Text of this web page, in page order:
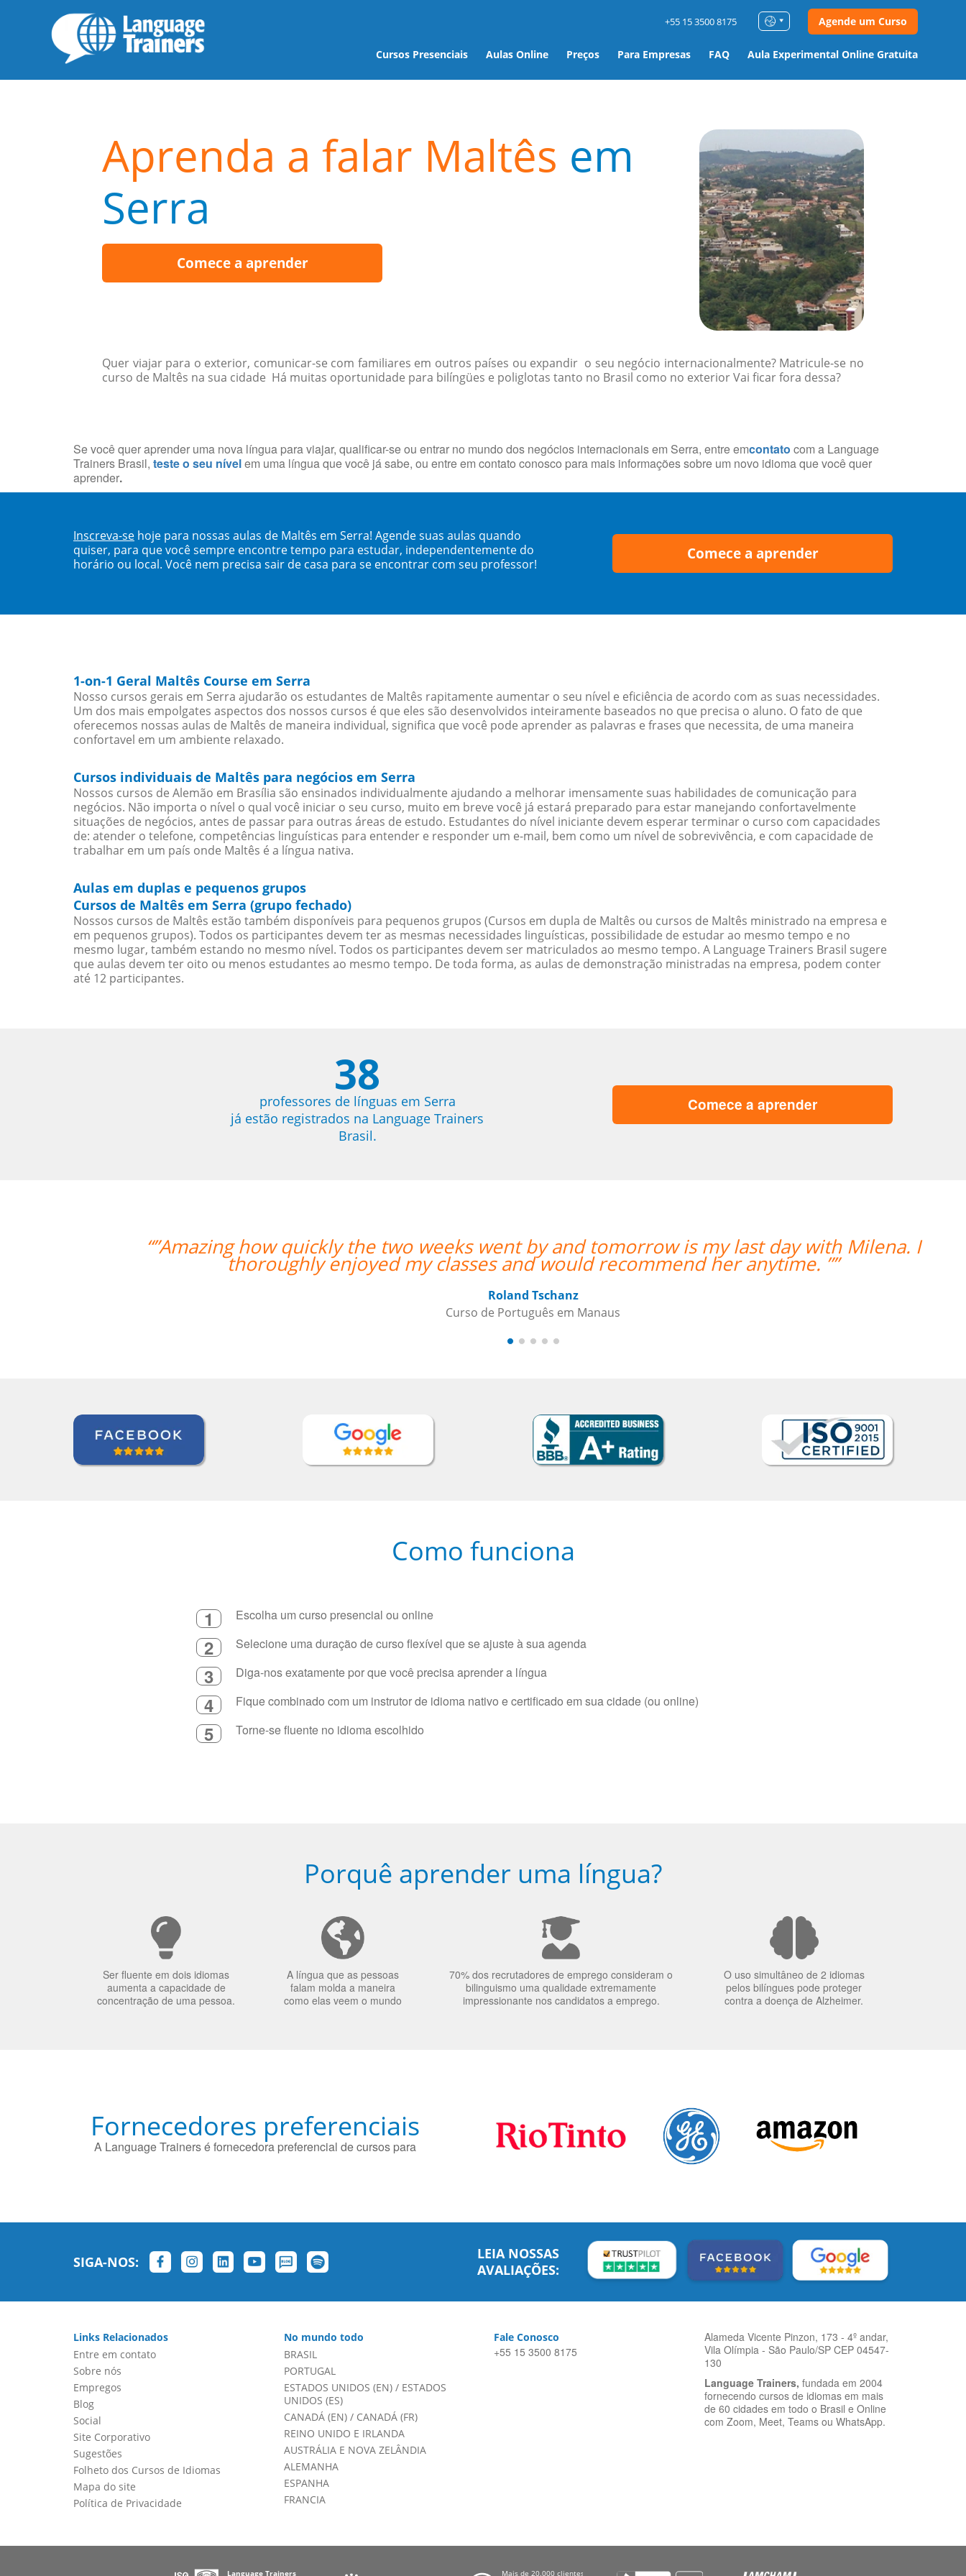
Cursos Presenciais Aulas Online Preços Para Empresas FAQ Aula Experimental Online Gratuita
+55 15 3500 8175 Agende um Curso
Aprenda a falar Maltês em
Serra
Comece a aprender
Quer viajar para o exterior, comunicar-se com familiares em outros países ou expandir o seu negócio internacionalmente? Matricule-se no
curso de Maltês na sua cidade Há muitas oportunidade para bilíngües e poliglotas tanto no Brasil como no exterior Vai ficar fora dessa?
Se você quer aprender uma nova língua para viajar, qualificar-se ou entrar no mundo dos negócios internacionais em Serra, entre emcontato com a Language
Trainers Brasil, teste o seu nívelem uma língua que você já sabe, ou entre em contato conosco para mais informações sobre um novo idioma que você quer
aprender.
Inscreva-se hoje para nossas aulas de Maltês em Serra! Agende suas aulas quando
quiser, para que você sempre encontre tempo para estudar, independentemente do
horário ou local. Você nem precisa sair de casa para se encontrar com seu professor!
Comece a aprender
1-on-1 Geral Maltês Course em Serra
Nosso cursos gerais em Serra ajudarão os estudantes de Maltês rapitamente aumentar o seu nível e eficiência de acordo com as suas necessidades.
Um dos mais empolgates aspectos dos nossos cursos é que eles são desenvolvidos inteiramente baseados no que precisa o aluno. O fato de que
oferecemos nossas aulas de Maltês de maneira individual, significa que você pode aprender as palavras e frases que necessita, de uma maneira
confortavel em um ambiente relaxado.
Cursos individuais de Maltês para negócios em Serra
Nossos cursos de Alemão em Brasília são ensinados individualmente ajudando a melhorar imensamente suas habilidades de comunicação para
negócios. Não importa o nível o qual você iniciar o seu curso, muito em breve você já estará preparado para estar manejando confortavelmente
situações de negócios, antes de passar para outras áreas de estudo. Estudantes do nível iniciante devem esperar terminar o curso com capacidades
de: atender o telefone, competências linguísticas para entender e responder um e-mail, bem como um nível de sobrevivência, e com capacidade de
trabalhar em um país onde Maltês é a língua nativa.
Aulas em duplas e pequenos grupos
Cursos de Maltês em Serra (grupo fechado)
Nossos cursos de Maltês estão também disponíveis para pequenos grupos (Cursos em dupla de Maltês ou cursos de Maltês ministrado na empresa e
em pequenos grupos). Todos os participantes devem ter as mesmas necessidades linguísticas, possibilidade de estudar ao mesmo tempo e no
mesmo lugar, também estando no mesmo nível. Todos os participantes devem ser matriculados ao mesmo tempo. A Language Trainers Brasil sugere
que aulas devem ter oito ou menos estudantes ao mesmo tempo. De toda forma, as aulas de demonstração ministradas na empresa, podem conter
até 12 participantes.
38
professores de línguas em Serra
já estão registrados na Language Trainers
Brasil.
Comece a aprender
the two weeks went by and tomorrow is my last day with Milena. I
enjoyed my classes and would recommend her anytime. ””
“”Nossa professora, Catherine,
trabalho, e nos mantém
Como funciona
1 Escolha um curso presencial ou online
2 Selecione uma duração de curso flexível que se ajuste à sua agenda
3 Diga-nos exatamente por que você precisa aprender a língua
4 Fique combinado com um instrutor de idioma nativo e certificado em sua cidade (ou online)
5 Torne-se fluente no idioma escolhido
Porquê aprender uma língua?
Ser fluente em dois idiomas
aumenta a capacidade de
concentração de uma pessoa.
A língua que as pessoas
falam molda a maneira
como elas veem o mundo
70% dos recrutadores de emprego consideram o
bilinguismo uma qualidade extremamente
impressionante nos candidatos a emprego.
O uso simultâneo de 2 idiomas
pelos bilíngues pode proteger
contra a doença de Alzheimer.
Fornecedores preferenciais
A Language Trainers é fornecedora preferencial de cursos para
SIGA-NOS:
LEIA NOSSAS
AVALIAÇÕES:
Links Relacionados
Entre em contato
Sobre nós
Empregos
Blog
Social
Site Corporativo
Sugestões
Folheto dos Cursos de Idiomas
Mapa do site
Política de Privacidade
No mundo todo
BRASIL
PORTUGAL
ESTADOS UNIDOS (EN)/ ESTADOS
UNIDOS (ES)
CANADÁ (EN)/ CANADÁ (FR)
REINO UNIDO E IRLANDA
AUSTRÁLIA E NOVA ZELÂNDIA
ALEMANHA
ESPANHA
FRANCIA
Fale Conosco
+55 15 3500 8175
Alameda Vicente Pinzon, 173 - 4º andar,
Vila Olímpia - São Paulo/SP CEP 04547-
130
Language Trainers, fundada em 2004
fornecendo cursos de idiomas em mais
de 60 cidades em todo o Brasil e Online
com Zoom, Meet, Teams ou WhatsApp.